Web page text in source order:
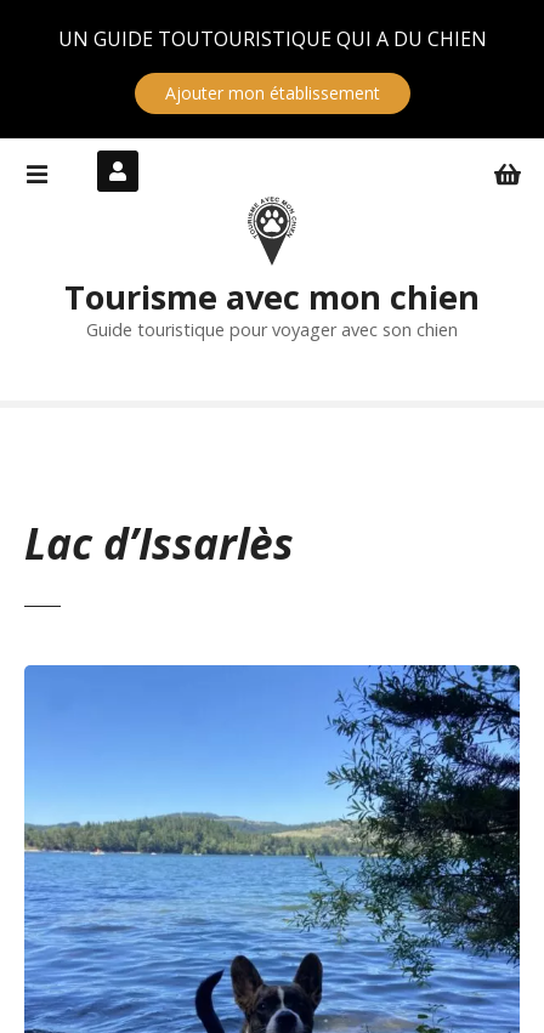
UN GUIDE TOUTOURISTIQUE QUI A DU CHIEN
Ajouter mon établissement
Tourisme avec mon chien
Guide touristique pour voyager avec son chien
Lac d’Issarlès